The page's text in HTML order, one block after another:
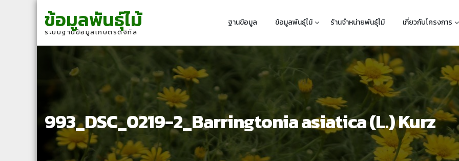
navigation
content
ข้อมูลพันธุ์ไม้
ระบบฐานข้อมูลเกษตรดิจิทัล
ฐานข้อมูล ข้อมูลพันธุ์ไม้ ร้านจำหน่ายพันธุ์ไม้ เกี่ยวกับโครงการ
993_DSC_0219-2_Barringtonia asiatica (L.) Kurz